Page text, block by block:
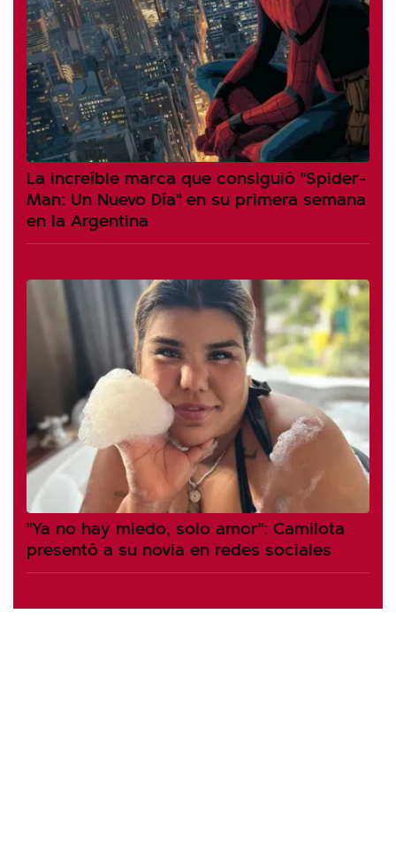
La increíble marca que consiguió "Spider-
Man: Un Nuevo Día" en su primera semana
en la Argentina
"Ya no hay miedo, solo amor": Camilota
presentó a su novia en redes sociales